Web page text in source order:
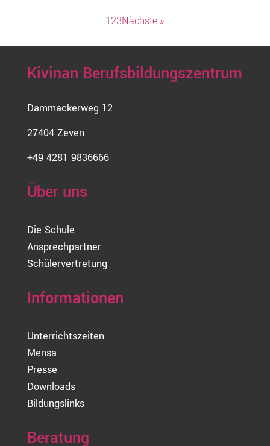
Seitennummerierung
der
Beiträge
123Nächste
Kivinan Berufsbildungszentrum
Dammackerweg 12
27404 Zeven
+49 4281 9836666
Über uns
Die Schule
Ansprechpartner
Schülervertretung
Informationen
Unterrichtszeiten
Mensa
Presse
Downloads
Bildungslinks
Beratung